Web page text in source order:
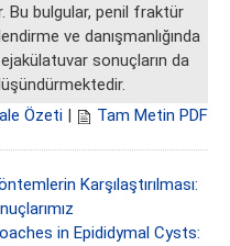
Bu bulgular, penil fraktür
ve danışmanlığında
sonuçların da
Özeti
Tam Metin PDF
Karşılaştırılması:
in Epididymal Cysts: